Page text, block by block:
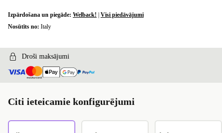
Izpārdošana un piegāde: Welback!
Visi piedāvājumi
Nosūtīts no: Italy
Droši maksājumi
Citi ieteicamie konfigurējumi